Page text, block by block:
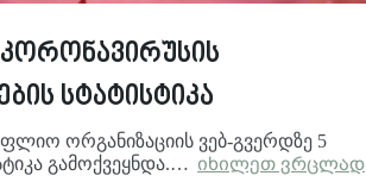
კორონავირუსის
სტატისტიკა
ორგანიზაციის ვებ-გვერდზე 5
გამოქვეყნდა.… იხილეთ ვრცლად